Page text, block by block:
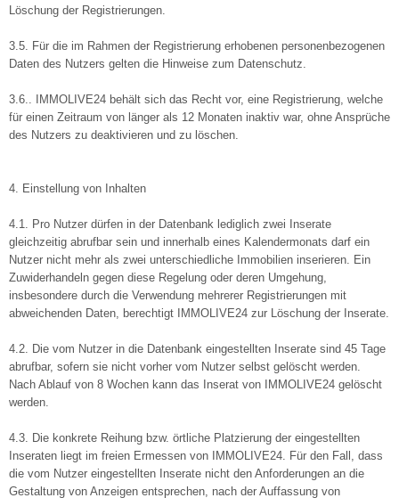
Löschung der Registrierungen.
3.5. Für die im Rahmen der Registrierung erhobenen personenbezogenen
Daten des Nutzers gelten die Hinweise zum Datenschutz.
3.6.. IMMOLIVE24 behält sich das Recht vor, eine Registrierung, welche
für einen Zeitraum von länger als 12 Monaten inaktiv war, ohne Ansprüche
des Nutzers zu deaktivieren und zu löschen.
4. Einstellung von Inhalten
4.1. Pro Nutzer dürfen in der Datenbank lediglich zwei Inserate
gleichzeitig abrufbar sein und innerhalb eines Kalendermonats darf ein
Nutzer nicht mehr als zwei unterschiedliche Immobilien inserieren. Ein
Zuwiderhandeln gegen diese Regelung oder deren Umgehung,
insbesondere durch die Verwendung mehrerer Registrierungen mit
abweichenden Daten, berechtigt IMMOLIVE24 zur Löschung der Inserate.
4.2. Die vom Nutzer in die Datenbank eingestellten Inserate sind 45 Tage
abrufbar, sofern sie nicht vorher vom Nutzer selbst gelöscht werden.
Nach Ablauf von 8 Wochen kann das Inserat von IMMOLIVE24 gelöscht
werden.
4.3. Die konkrete Reihung bzw. örtliche Platzierung der eingestellten
Inseraten liegt im freien Ermessen von IMMOLIVE24. Für den Fall, dass
die vom Nutzer eingestellten Inserate nicht den Anforderungen an die
Gestaltung von Anzeigen entsprechen, nach der Auffassung von